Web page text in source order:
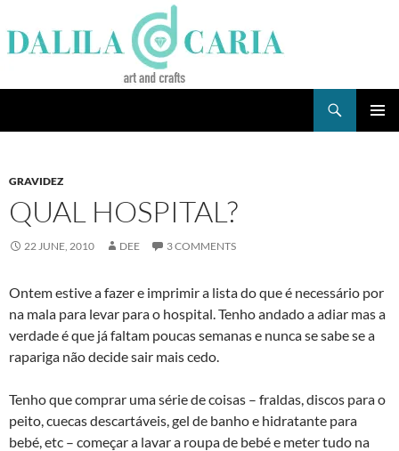
to
content
GRAVIDEZ
QUAL HOSPITAL?
22 JUNE, 2010 DEE 3 COMMENTS
Ontem estive a fazer e imprimir a lista do que é necessário por
na mala para levar para o hospital. Tenho andado a adiar mas a
verdade é que já faltam poucas semanas e nunca se sabe se a
rapariga não decide sair mais cedo.
Tenho que comprar uma série de coisas – fraldas, discos para o
peito, cuecas descartáveis, gel de banho e hidratante para
bebé, etc – começar a lavar a roupa de bebé e meter tudo na